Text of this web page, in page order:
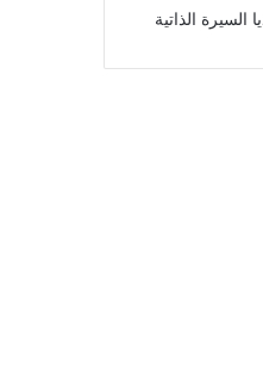
السيرة الذاتية